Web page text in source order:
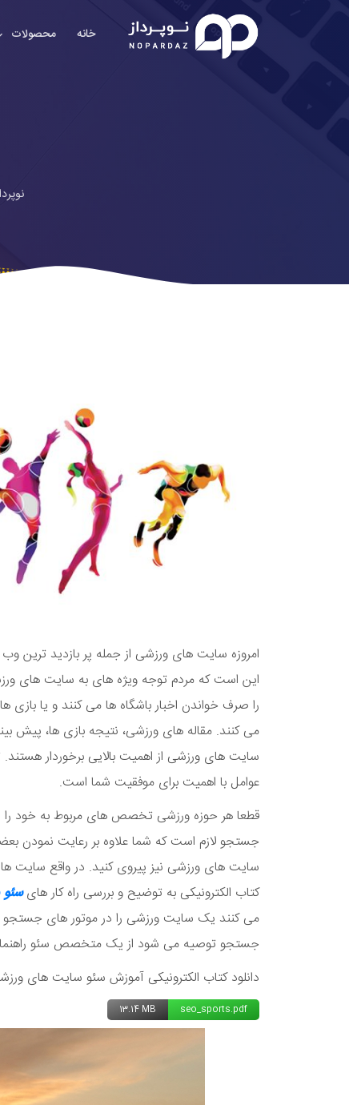
خانه محصولات
امروزه سایت های ورزشی از جمله پر بازدید ترین
این است که مردم توجه ویژه های به سایت های
را صرف خواندن اخبار باشگاه ها می کنند و یا
می کنند. مقاله های ورزشی، نتیجه بازی ها، پیش
سایت های ورزشی از اهمیت بالایی برخوردار
عوامل با اهمیت برای موفقیت شما است.
قطعا هر حوزه ورزشی تخصص های مربوط به خود را
جستجو لازم است که شما علاوه بر رعایت نمودن
سایت های ورزشی نیز پیروی کنید. در واقع سایت
کتاب الکترونیکی به توضیح و بررسی راه کار هایسئو
می کنند یک سایت ورزشی را در موتور های جستجو
جستجو توصیه می شود از یک متخصص سئو
دانلود کتاب الکترونیکی آموزش سئو سایت های
seo_sports.pdf
13.14 MB